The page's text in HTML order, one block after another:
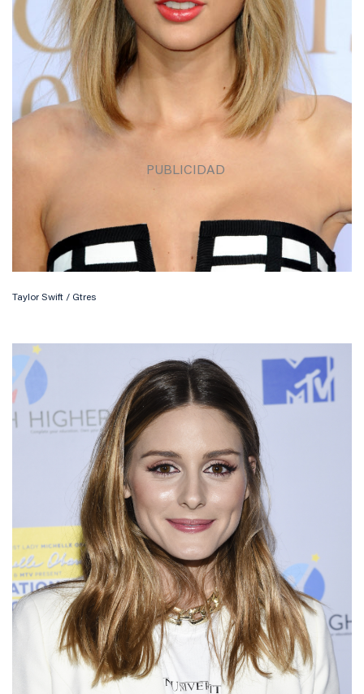
Taylor Swift / Gtres